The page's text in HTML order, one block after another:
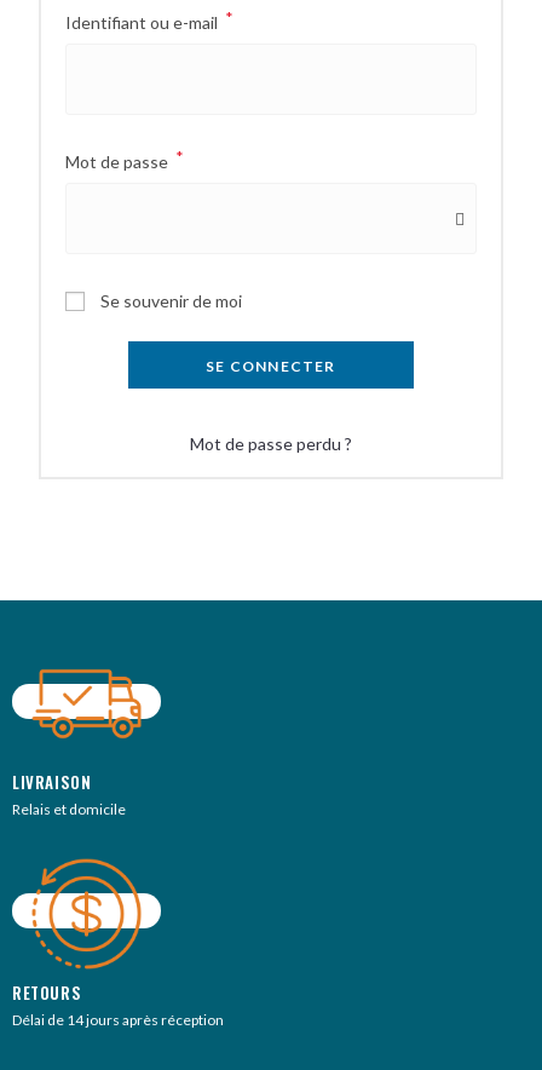
Identifiant ou e-mail *
Mot de passe *
Se souvenir de moi
SE CONNECTER
Mot de passe perdu ?
LIVRAISON
Relais et domicile
RETOURS
Délai de 14 jours après réception